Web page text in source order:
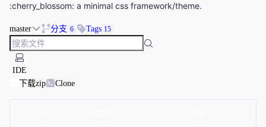
:cherry_blossom: a minimal css framework/theme.
master 分支 6 Tags 15
IDE
下载zip
Clone